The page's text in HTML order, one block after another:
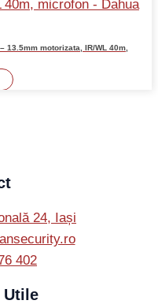
13.5mm motorizata, IR/WL 40m,
24, Iași
402